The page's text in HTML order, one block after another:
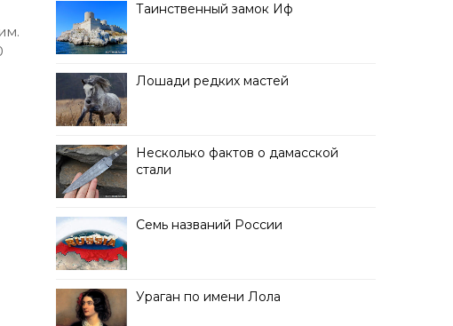
Таинственный замок Иф
Лошади редких мастей
Несколько фактов о дамасской
стали
Семь названий России
Ураган по имени Лола